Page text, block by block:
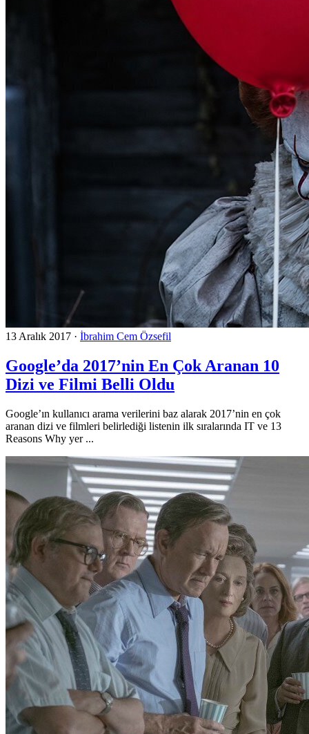
13 Aralık 2017 · İbrahim Cem Özsefil
Google’da 2017’nin En Çok Aranan 10
Dizi ve Filmi Belli Oldu
Google’ın kullanıcı arama verilerini baz alarak 2017’nin en çok
aranan dizi ve filmleri belirlediği listenin ilk sıralarında IT ve 13
Reasons Why yer ...